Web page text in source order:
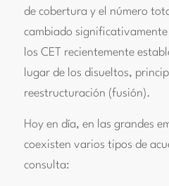
de cobertura y el número
cambiado
los CET recientemente
lugar de los disueltos,
reestructuración (fusión).
Hoy en día, en las grandes
coexisten varios tipos de
consulta: